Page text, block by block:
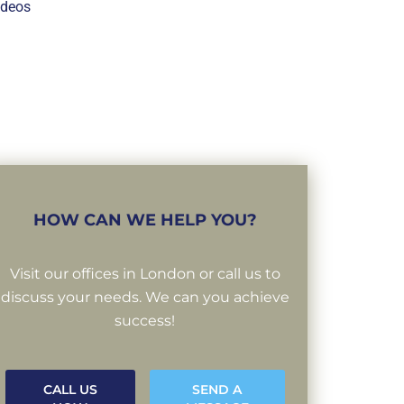
HOW CAN WE HELP YOU?
Visit our offices in London or call us to
discuss your needs. We can you achieve
success!
CALL US
SEND A